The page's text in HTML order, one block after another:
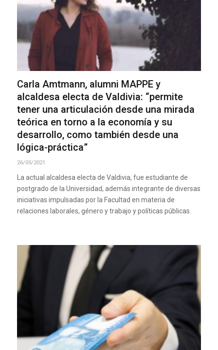
Carla Amtmann, alumni MAPPE y
alcaldesa electa de Valdivia: “permite
tener una articulación desde una mirada
teórica en torno a la economía y su
desarrollo, como también desde una
lógica-práctica”
26/05/2021
La actual alcaldesa electa de Valdivia, fue estudiante de
postgrado de la Universidad, además integrante de diversas
iniciativas impulsadas por la Facultad en materia de
relaciones laborales, género y trabajo y políticas públicas.